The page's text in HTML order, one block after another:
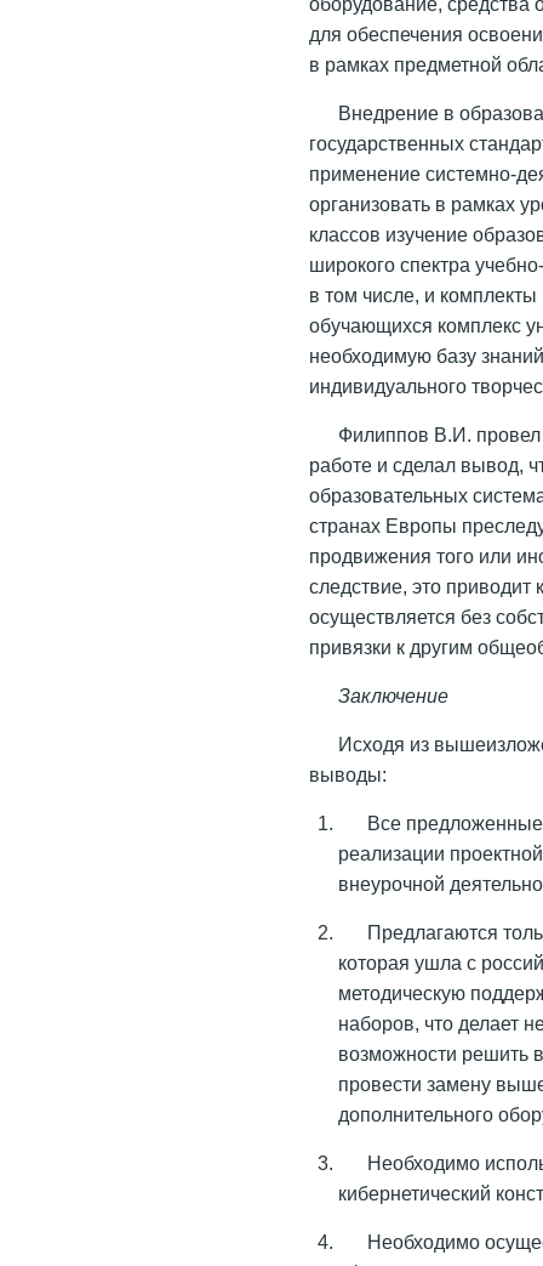
для обеспечения
в рамках предметной
Внедрение в
государственных
применение системно-
организовать в рамках
классов изучение
широкого спектра
в том числе, и
обучающихся комплекс
необходимую базу
индивидуального
Филиппов В.И.
работе и сделал вывод,
образовательных
странах Европы
продвижения того или
следствие, это приводит
осуществляется без
привязки к другим
Заключение
Исходя из
выводы:
Все
реализации
внеурочной
Предлагаются
которая ушла с
методическую
наборов, что делает
возможности решить
провести замену
дополнительного
Необходимо
кибернетический
Необходимо